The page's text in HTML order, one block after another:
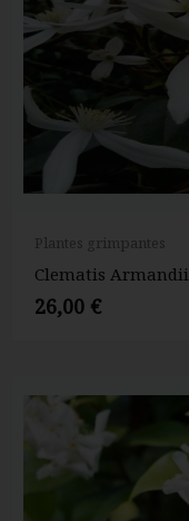
Plantes grimpantes
Clematis Armandii
26,00 €